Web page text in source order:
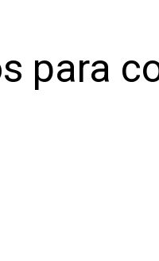
para